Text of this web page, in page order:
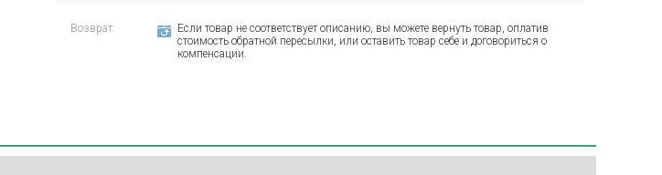
Возврат:
Если товар не соответствует описанию, вы можете вернуть товар, оплатив
стоимость обратной пересылки, или оставить товар себе и договориться о
компенсации.